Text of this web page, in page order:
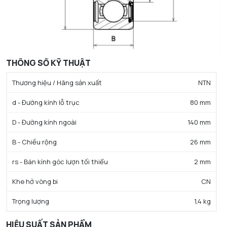
THÔNG SỐ KỸ THUẬT
Thương hiệu / Hãng sản xuất NTN
d - Đường kính lỗ trục 80 mm
D - Đường kính ngoài 140 mm
B - Chiều rộng 26 mm
rs - Bán kính góc lượn tối thiểu 2 mm
Khe hở vòng bi CN
Trọng lượng 1,4 kg
HIỆU SUẤT SẢN PHẨM